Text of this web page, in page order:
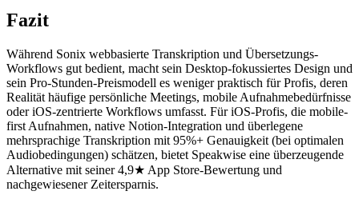
Fazit
Während Sonix webbasierte Transkription und Übersetzungs-
Workflows gut bedient, macht sein Desktop-fokussiertes Design und
sein Pro-Stunden-Preismodell es weniger praktisch für Profis, deren
Realität häufige persönliche Meetings, mobile Aufnahmebedürfnisse
oder iOS-zentrierte Workflows umfasst. Für iOS-Profis, die mobile-
first Aufnahmen, native Notion-Integration und überlegene
mehrsprachige Transkription mit 95%+ Genauigkeit (bei optimalen
Audiobedingungen) schätzen, bietet Speakwise eine überzeugende
Alternative mit seiner 4,9★ App Store-Bewertung und
nachgewiesener Zeitersparnis.